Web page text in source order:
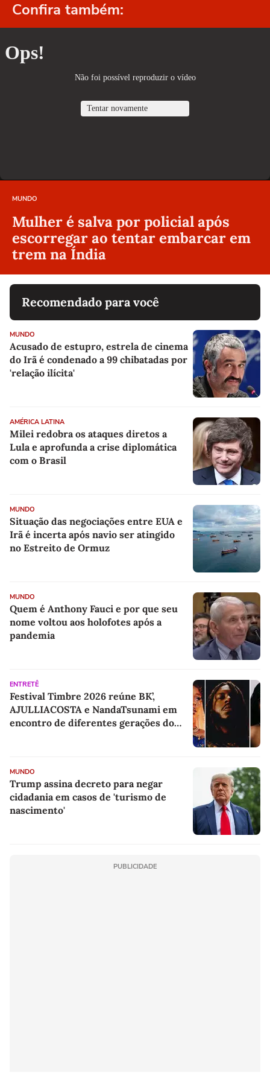
Confira também:
MUNDO
Mulher é salva por policial após
escorregar ao tentar embarcar em
trem na Índia
Recomendado para você
MUNDO
Acusado de estupro, estrela de cinema
do Irã é condenado a 99 chibatadas por
'relação ilícita'
AMÉRICA LATINA
Milei redobra os ataques diretos a
Lula e aprofunda a crise diplomática
com o Brasil
MUNDO
Situação das negociações entre EUA e
Irã é incerta após navio ser atingido
no Estreito de Ormuz
MUNDO
Quem é Anthony Fauci e por que seu
nome voltou aos holofotes após a
pandemia
ENTRETÊ
Festival Timbre 2026 reúne BK’,
AJULLIACOSTA e NandaTsunami em
encontro de diferentes gerações do
MUNDO
Trump assina decreto para negar
cidadania em casos de 'turismo de
nascimento'
PUBLICIDADE